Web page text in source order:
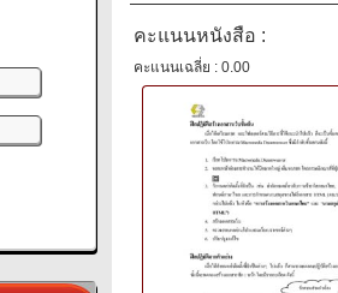
คะแนนหนังสือ :
คะแนนเฉลี่ย : 0.00